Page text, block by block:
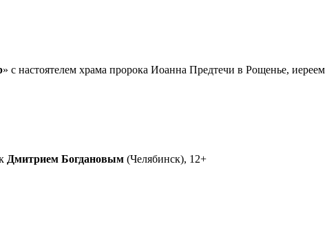
» с настоятелем храма пророка Иоанна Предтечи в Рощенье, иереем
Дмитрием Богдановым (Челябинск), 12+